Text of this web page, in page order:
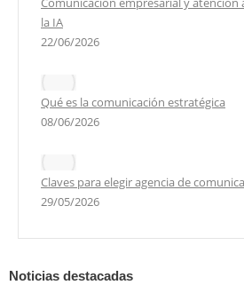
la IA
22/06/2026
Qué es la comunicación estratégica
08/06/2026
Claves para elegir agencia de
29/05/2026
Noticias destacadas